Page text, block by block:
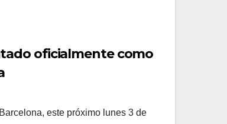
oficialmente como
este próximo lunes 3 de